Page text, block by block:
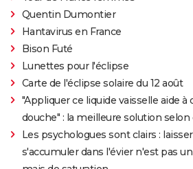
Quentin Dumontier
Hantavirus en France
Bison Futé
Lunettes pour l'éclipse
Carte de l'éclipse solaire du 12 août
"Appliquer ce liquide vaisselle aide à
douche" : la meilleure solution
Les psychologues sont clairs :
s'accumuler dans l'évier n'est pas